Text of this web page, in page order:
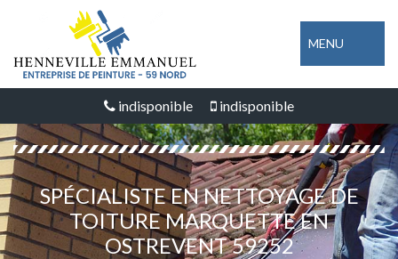
MENU
indisponible indisponible
SPÉCIALISTE EN NETTOYAGE DE
TOITURE MARQUETTE EN
OSTREVENT 59252